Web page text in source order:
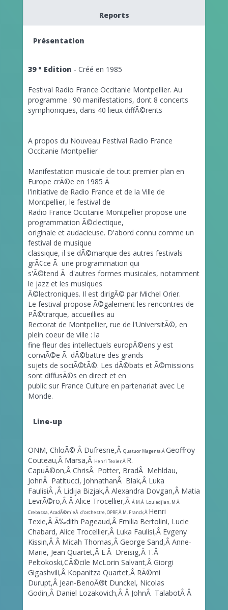
Reports
Présentation
39 ° Edition - Créé en 1985
Festival Radio France Occitanie Montpellier. Au
programme : 90 manifestations, dont 8 concerts
symphoniques, dans 40 lieux diffÃ©rents
A propos du Nouveau Festival Radio France
Occitanie Montpellier
Manifestation musicale de tout premier plan en
Europe crÃ©e en 1985 Ã
l'initiative de Radio France et de la Ville de
Montpellier, le festival de
Radio France Occitanie Montpellier propose une
programmation Ã©clectique,
originale et audacieuse. D'abord connu comme un
festival de musique
classique, il se dÃ©marque des autres festivals
grÃ¢ce Ã une programmation qui
s'Ã©tend Ã d'autres formes musicales, notamment
le jazz et les musiques
Ã©lectroniques. Il est dirigÃ© par Michel Orier.
Le festival propose Ã©galement les rencontres de
PÃ©trarque, accueillies au
Rectorat de Montpellier, rue de l'UniversitÃ©, en
plein coeur de ville : la
fine fleur des intellectuels europÃ©ens y est
conviÃ©e Ã dÃ©battre des grands
sujets de sociÃ©tÃ©. Les dÃ©bats et Ã©missions
sont diffusÃ©s en direct et en
public sur France Culture en partenariat avec Le
Monde.
Line-up
ONM, ChloÃ© Â Dufresne,Â Quatuor Magenta,ÂGeoffroy
Couteau,Â Marsa,Â Henri Texier,Â R.
CapuÃ©on,Â ChrisÂ Potter, BradÂ Mehldau,
JohnÂ Patitucci, JohnathanÂ Blak,Â Luka
FaulisiÂ ,Â Lidija Bizjak,Â Alexandra Dovgan,Â Matia
LevrÃ©ro,Â Â Alice Trocellier,Â Â M.Â Louledjian, M.Â
Crebassa, AcadÃ©mieÂ d'orchestre, OPRF,Â M. Franck,Â Henri
Texie,Â Ã‰dith Pageaud,Â Emilia Bertolini, Lucie
Chabard, Alice Trocellier,Â Luka Faulisi,Â Evgeny
Kissin,Â Â Micah Thomas,Â George Sand,Â Anne-
Marie, Jean Quartet,Â E.Â Dreisig,Â T.Â
Peltokoski,CÃ©cile McLorin Salvant,Â Giorgi
Gigashvili,Â Kopanitza Quartet,Â RÃ©mi
Durupt,Â Jean-BenoÃ®t Dunckel, Nicolas
Godin,Â Daniel Lozakovich,Â Â JohnÂ TalabotÂ Â